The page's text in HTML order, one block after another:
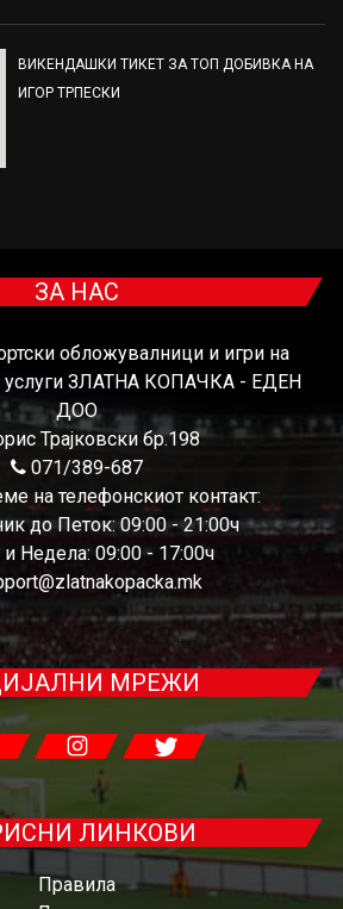
ВИКЕНДАШКИ ТИКЕТ ЗА ТОП ДОБИВКА НА
ИГОР ТРПЕСКИ
ЗА НАС
обложувалници и игри на
и услуги ЗЛАТНА КОПАЧКА - ЕДЕН
ДОО
Трајковски бр.198
071/389-687
на телефонскиот контакт:
до Петок: 09:00 - 21:00ч
и Недела: 09:00 - 17:00ч
МРЕЖИ
ЛИНКОВИ
Правила